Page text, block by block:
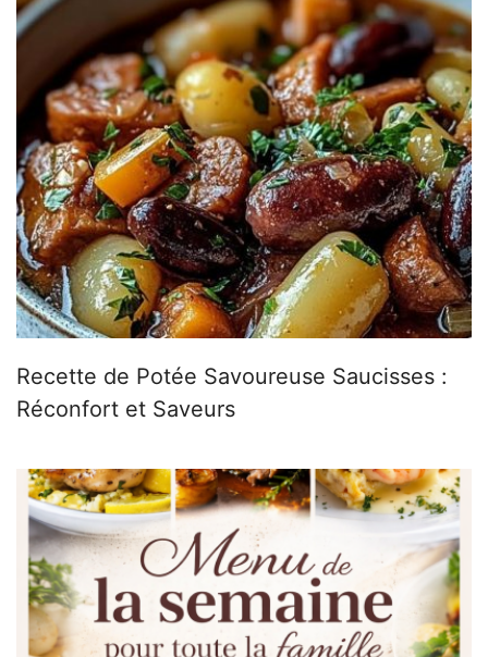
Recette de Potée Savoureuse Saucisses :
Réconfort et Saveurs